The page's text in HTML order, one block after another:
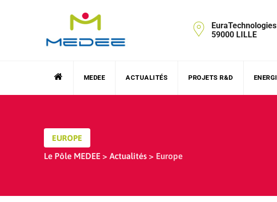
59000 LILLE
MEDEE ACTUALITÉS PROJETS R&D
EUROPE
Le Pôle MEDEE > Actualités > Europe